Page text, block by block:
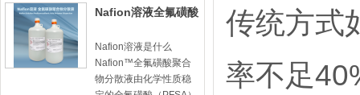
子交换膜（PEM）与两
Nafion溶液全氟磺酸
Nafion溶液是什么
Nafion™全氟磺酸聚合
物分散液由化学性质稳
传统方式
率不足